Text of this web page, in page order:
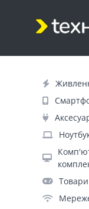
Фільтр
Днів до
Бренд (7)